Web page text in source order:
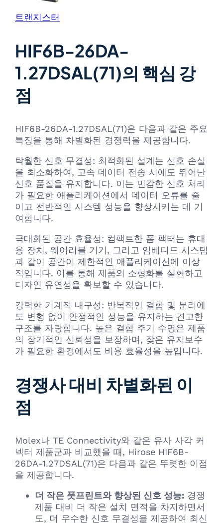
트랜지스터
HIF6B-26DA-
1.27DSAL(71)의 핵심 강
점
HIF6B-26DA-1.27DSAL(71)은 다음과 같은 주요
특징을 통해 차별화된 경쟁력을 제공합니다.
탁월한 신호 무결성: 최적화된 설계는 신호 손실
을 최소화하여, 고속 데이터 전송 시에도 뛰어난
신호 품질을 유지합니다. 이는 민감한 신호 처리
가 필요한 애플리케이션에서 데이터 오류를 줄
이고 전반적인 시스템 성능을 향상시키는 데 기
여합니다.
극대화된 공간 효율성: 컴팩트한 폼 팩터는 휴대
용 장치, 웨어러블 기기, 그리고 임베디드 시스템
과 같이 공간이 제한적인 애플리케이션에 이상
적입니다. 이를 통해 제품의 소형화를 실현하고
디자인 유연성을 확보할 수 있습니다.
강력한 기계적 내구성: 반복적인 결합 및 분리에
도 변형 없이 안정적인 성능을 유지하는 견고한
구조를 자랑합니다. 높은 결합 주기 수명은 제품
의 장기적인 신뢰성을 보장하며, 잦은 유지보수
가 필요한 환경에서도 비용 효율성을 높입니다.
경쟁사 대비 차별화된 이
점
Molex나 TE Connectivity와 같은 유사 사각 커
넥터 제품군과 비교했을 때, Hirose HIF6B-
26DA-1.27DSAL(71)은 다음과 같은 뚜렷한 이점
을 제공합니다.
더 작은 풋프린트와 향상된 신호 성능: 경쟁
제품 대비 더 작은 설치 면적을 차지하면서
도, 더 우수한 신호 무결성을 제공하여 최신